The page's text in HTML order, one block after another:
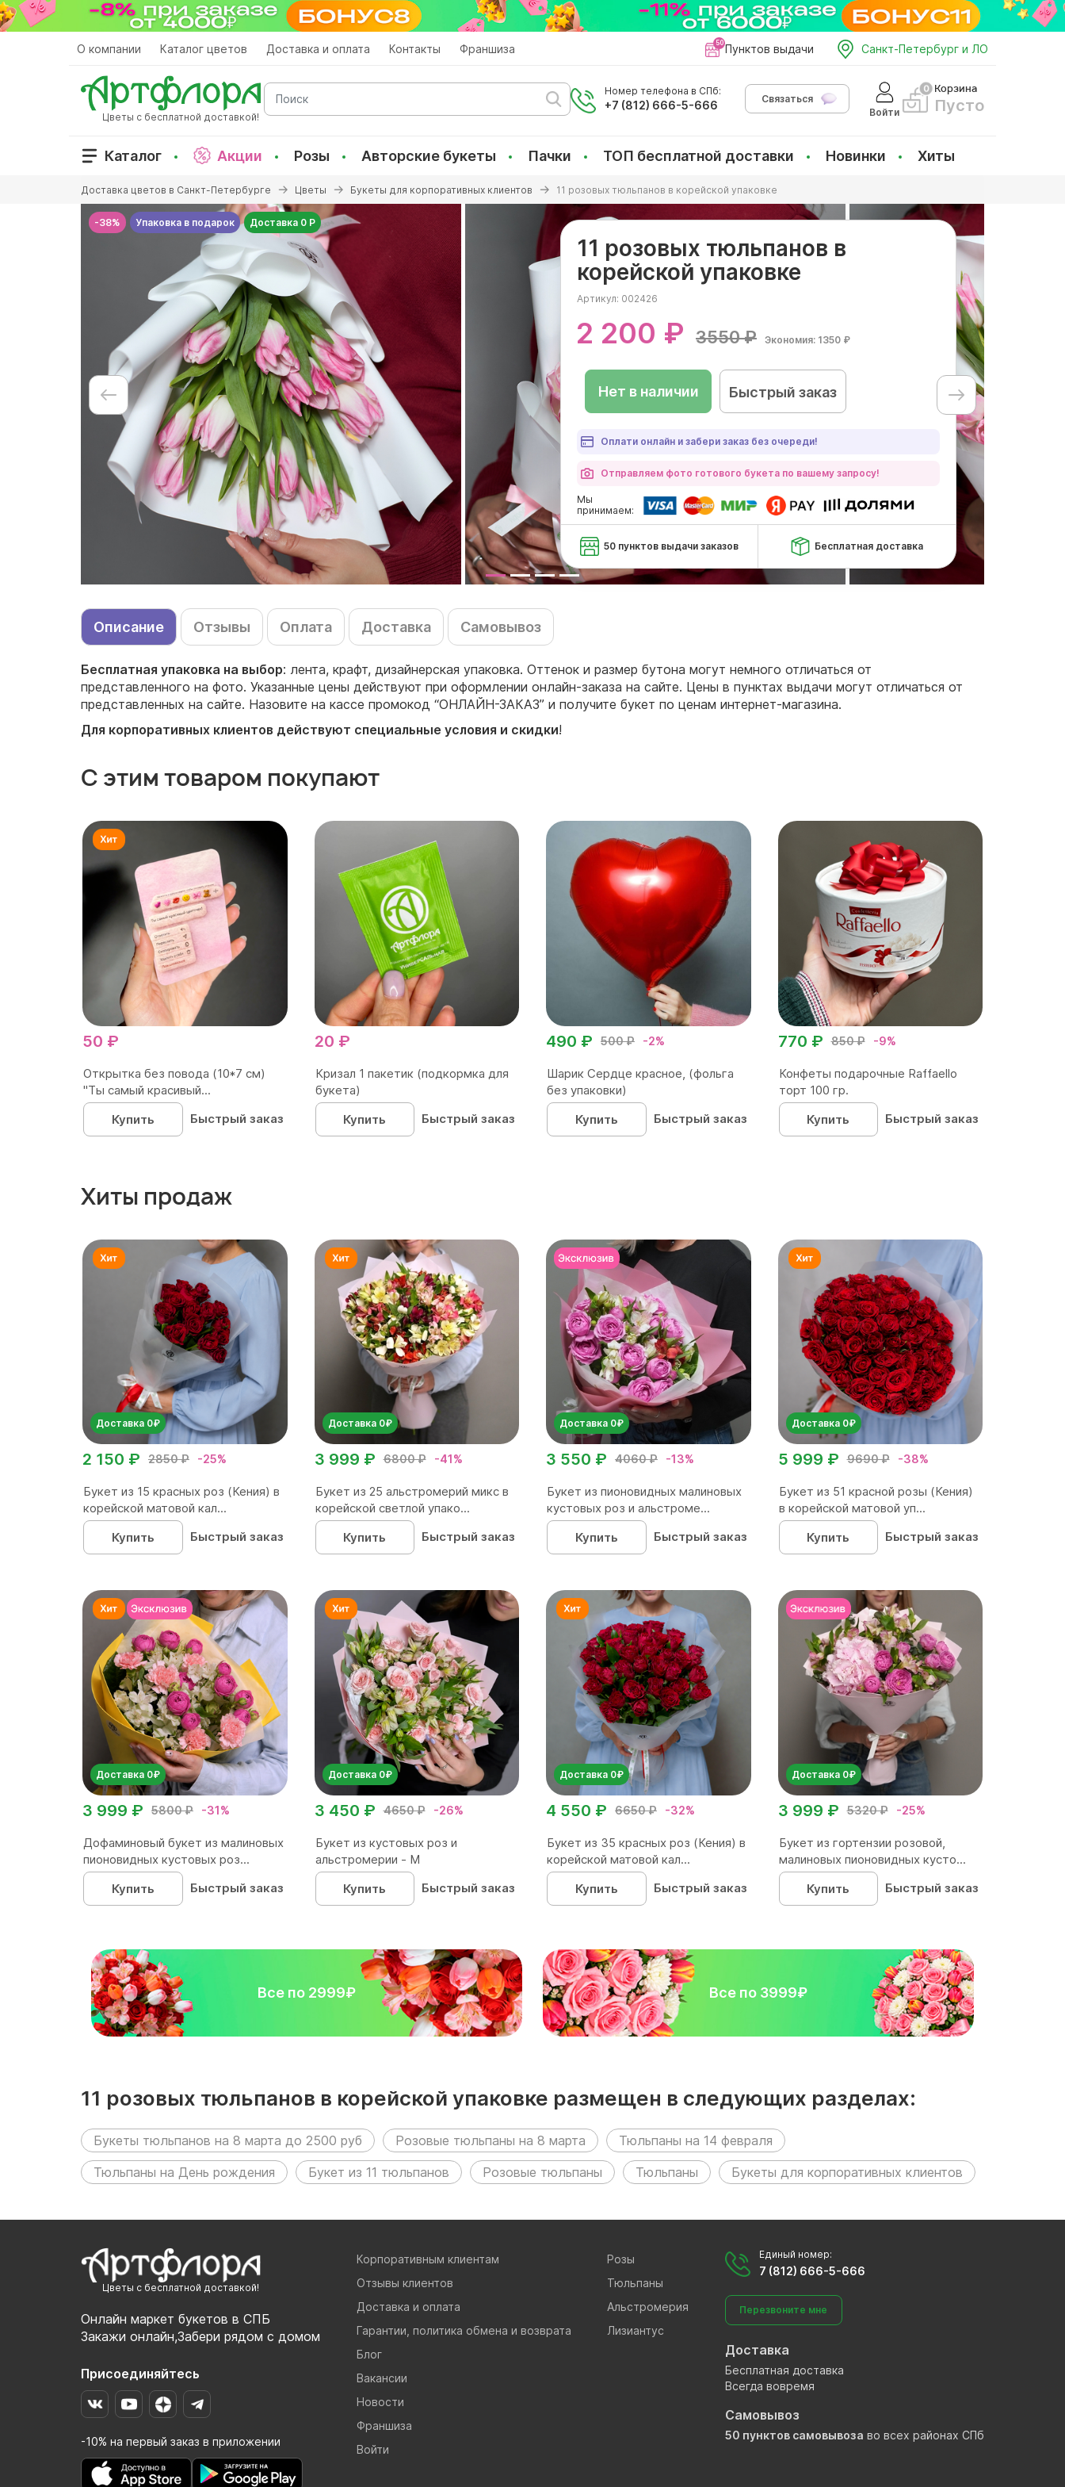
Перейти
к
О компании Каталог цветов Доставка и оплата Контакты Франшиза Пунктов выдачи Санкт-Петербург и ЛО
Цветы с бесплатной доставкой!
Поиск
Номер телефона в СПб:
+7 (812) 666-5-666
Связаться
Войти
Корзина
Пусто
Каталог Акции Розы Авторские букеты Пачки ТОП бесплатной доставки Новинки Хиты
здесь
Доставка цветов в Санкт-Петербурге Цветы Букеты для корпоративных клиентов 11 розовых тюльпанов в корейской упаковке
-38% Упаковка в подарок Доставка 0 Р
11 розовых тюльпанов в
корейской упаковке
Артикул: 002426
2 200 ₽ 3550 ₽ Экономия: 1350 ₽
Нет в наличии Быстрый заказ
Оплати онлайн и забери заказ без очереди!
Отправляем фото готового букета по вашему запросу!
Мы
принимаем:
50 пунктов выдачи заказов Бесплатная доставка
Описание Отзывы Оплата Доставка Самовывоз
Бесплатная упаковка на выбор: лента, крафт, дизайнерская упаковка. Оттенок и размер бутона могут немного отличаться от
представленного на фото. Указанные цены действуют при оформлении онлайн-заказа на сайте. Цены в пунктах выдачи могут отличаться от
представленных на сайте. Назовите на кассе промокод “ОНЛАЙН-ЗАКАЗ” и получите букет по ценам интернет-магазина.
Для корпоративных клиентов действуют специальные условия и скидки!
С этим товаром покупают
50 ₽
Открытка без повода (10*7 см)
"Ты самый красивый...
Купить
Быстрый заказ
20 ₽
Кризал 1 пакетик (подкормка для
букета)
Купить
Быстрый заказ
500 ₽ -2%
490 ₽
Шарик Сердце красное, (фольга
без упаковки)
Купить
Быстрый заказ
850 ₽ -9%
770 ₽
Конфеты подарочные Raffaello
торт 100 гр.
Купить
Быстрый заказ
Хиты продаж
Доставка 0₽
2850 ₽ -25%
2 150 ₽
Букет из 15 красных роз (Кения) в
корейской матовой кал...
Купить
Быстрый заказ
Доставка 0₽
6800 ₽ -41%
3 999 ₽
Букет из 25 альстромерий микс в
корейской светлой упако...
Купить
Быстрый заказ
Доставка 0₽
4060 ₽ -13%
3 550 ₽
Букет из пионовидных малиновых
кустовых роз и альстроме...
Купить
Быстрый заказ
Доставка 0₽
9690 ₽ -38%
5 999 ₽
Букет из 51 красной розы (Кения)
в корейской матовой уп...
Купить
Быстрый заказ
Доставка 0₽
5800 ₽ -31%
3 999 ₽
Дофаминовый букет из малиновых
пионовидных кустовых роз...
Купить
Быстрый заказ
Доставка 0₽
4650 ₽ -26%
3 450 ₽
Букет из кустовых роз и
альстромерии - М
Купить
Быстрый заказ
Доставка 0₽
6650 ₽ -32%
4 550 ₽
Букет из 35 красных роз (Кения) в
корейской матовой кал...
Купить
Быстрый заказ
Доставка 0₽
5320 ₽ -25%
3 999 ₽
Букет из гортензии розовой,
малиновых пионовидных кусто...
Купить
Быстрый заказ
Все по 2999₽ Все по 3999₽
11 розовых тюльпанов в корейской упаковке размещен в следующих разделах:
Букеты тюльпанов на 8 марта до 2500 руб Розовые тюльпаны на 8 марта
Тюльпаны на 14 февраля
Тюльпаны на День рождения
Букет из 11 тюльпанов Розовые тюльпаны Тюльпаны Букеты для корпоративных клиентов
Цветы с бесплатной доставкой!
Онлайн маркет букетов в СПБ
Закажи онлайн,Забери рядом с домом
Присоединяйтесь
-10% на первый заказ в приложении
Корпоративным клиентам
Отзывы клиентов
Доставка и оплата
Гарантии, политика обмена и возврата
Блог
Вакансии
Новости
Франшиза
Войти
Розы
Тюльпаны
Альстромерия
Лизиантус
Единый номер:
7 (812) 666-5-666
Перезвоните мне
Доставка
Бесплатная доставка
Всегда вовремя
Самовывоз
50 пунктов самовывоза во всех районах СПб